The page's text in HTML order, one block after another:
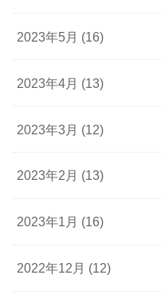
2023年5月 (16)
2023年4月 (13)
2023年3月 (12)
2023年2月 (13)
2023年1月 (16)
2022年12月 (12)